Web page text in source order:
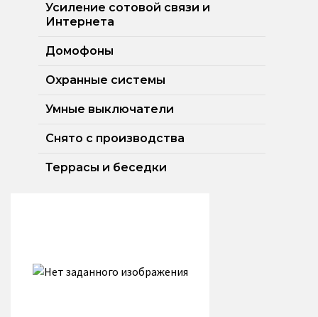
Усиление сотовой связи и
Интернета
Домофоны
Охранные системы
Умные выключатели
Снято с производства
Террасы и беседки